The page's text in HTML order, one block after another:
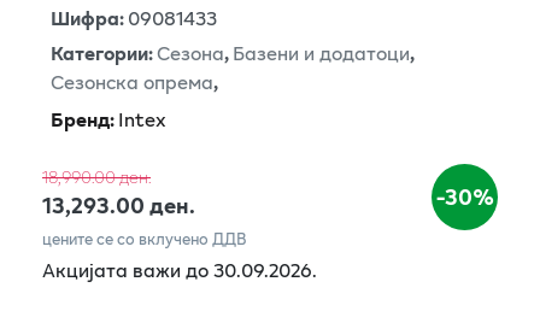
Шифра:09081433
Категории:Сезона,Базени и додатоци,
Сезонска опрема,
Бренд:Intex
18,990.00 ден.
13,293.00 ден. -30%
цените се со вклучено ДДВ
Акцијата важи до 30.09.2026.